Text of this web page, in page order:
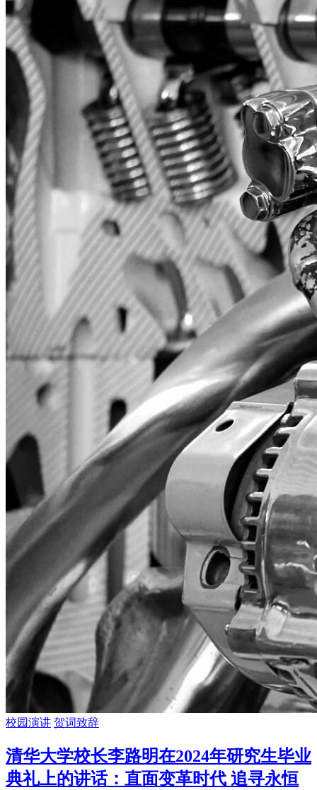
校园演讲 贺词致辞
清华大学校长李路明在2024年研究生毕业
典礼上的讲话：直面变革时代 追寻永恒